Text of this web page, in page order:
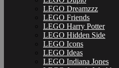
LEGO Dreamzzz
LEGO Friends
LEGO Harry Potter
LEGO Hidden Side
LEGO Icons
LEGO Ideas
LEGO Indiana Jones